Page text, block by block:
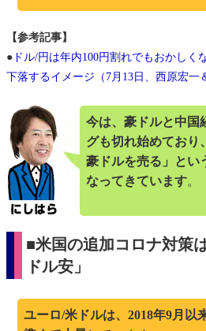
【参考記事】
● ドル/円は年内100円割れでもおかしく
下落するイメージ（7月13日、西原宏一
今は、豪ドルと中国
グも切れ始めており
豪ドルを売る」とい
なってきています。
■米国の追加コロナ対策
ドル安」
ユーロ/米ドルは、2018年9月以